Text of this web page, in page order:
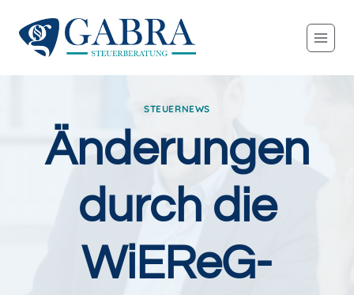
Inhalt
springen
STEUERNEWS
Änderungen
durch die
WiEReG-